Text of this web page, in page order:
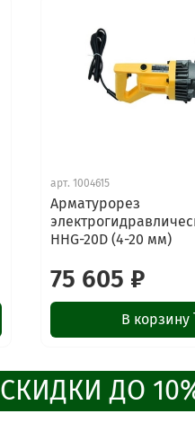
арт.1004615
Арматурорез
HHG-20D (4-20 мм)
75 605 ₽
В корзину
СКИДКИ ДО